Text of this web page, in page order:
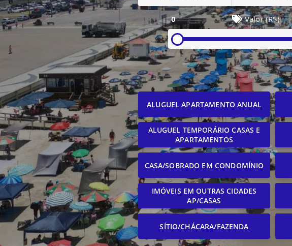
0 Valor (R$)
ALUGUEL APARTAMENTO ANUAL
ALUGUEL TEMPORÁRIO CASAS E
APARTAMENTOS
CASA/SOBRADO EM CONDOMÍNIO
IMÓVEIS EM OUTRAS CIDADES
AP/CASAS
SÍTIO/CHÁCARA/FAZENDA